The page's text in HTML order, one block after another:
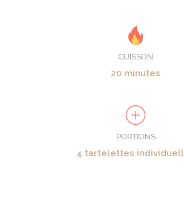
CUISSON
20 minutes
PORTIONS
4 tartelettes